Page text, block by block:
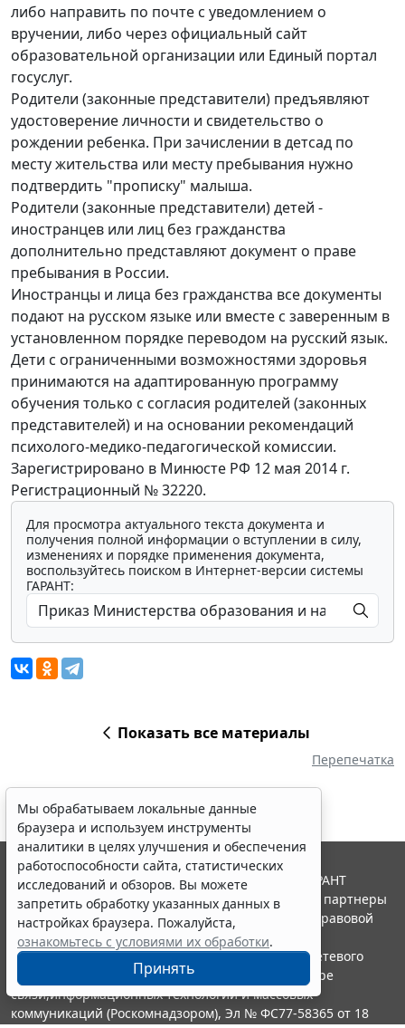
либо направить по почте с уведомлением о
вручении, либо через официальный сайт
образовательной организации или Единый портал
госуслуг.
Родители (законные представители) предъявляют
удостоверение личности и свидетельство о
рождении ребенка. При зачислении в детсад по
месту жительства или месту пребывания нужно
подтвердить "прописку" малыша.
Родители (законные представители) детей -
иностранцев или лиц без гражданства
дополнительно представляют документ о праве
пребывания в России.
Иностранцы и лица без гражданства все документы
подают на русском языке или вместе с заверенным в
установленном порядке переводом на русский язык.
Дети с ограниченными возможностями здоровья
принимаются на адаптированную программу
обучения только с согласия родителей (законных
представителей) и на основании рекомендаций
психолого-медико-педагогической комиссии.
Зарегистрировано в Минюсте РФ 12 мая 2014 г.
Регистрационный № 32220.
Для просмотра актуального текста документа и
получения полной информации о вступлении в силу,
изменениях и порядке применения документа,
воспользуйтесь поиском в Интернет-версии системы
ГАРАНТ:
Показать все материалы
Перепечатка
Мы обрабатываем локальные данные
браузера и используем инструменты
аналитики в целях улучшения и обеспечения
работоспособности сайта, статистических
исследований и обзоров. Вы можете
запретить обработку указанных данных в
настройках браузера. Пожалуйста,
ознакомьтесь с условиями их обработки.
Принять
© ООО "НПП "ГАРАНТ-СЕРВИС", 2026. Система ГАРАНТ
выпускается с 1990 года. Компания "Гарант" и ее партнеры
являются участниками Российской ассоциации правовой
информации ГАРАНТ.
Портал ГАРАНТ.РУ зарегистрирован в качестве сетевого
издания Федеральной службой по надзору в сфере
связи,информационных технологий и массовых
коммуникаций (Роскомнадзором), Эл № ФС77-58365 от 18